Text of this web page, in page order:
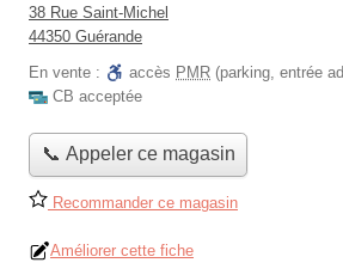
38 Rue Saint-Michel
44350 Guérande
En vente :
accès PMR (parking, entrée
CB acceptée
📞 Appeler ce magasin
Recommander ce magasin
Améliorer cette fiche